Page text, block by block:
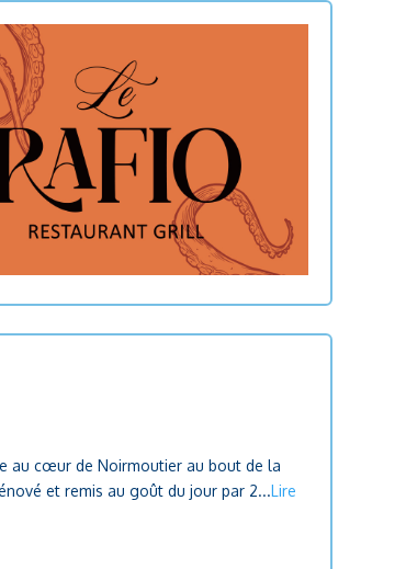
au cœur de Noirmoutier au bout de la
et remis au goût du jour par 2...Lire